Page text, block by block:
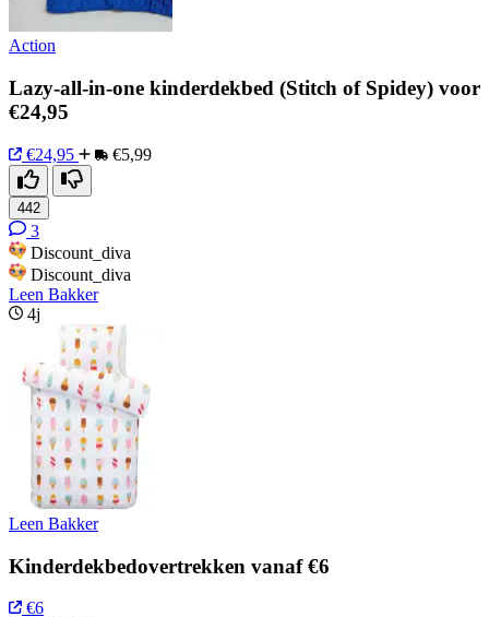
Action
Lazy-all-in-one kinderdekbed (Stitch of Spidey) voor
€24,95
€24,95 €5,99
442
3
Discount_diva
Discount_diva
Leen Bakker
4j
Leen Bakker
Kinderdekbedovertrekken vanaf €6
€6